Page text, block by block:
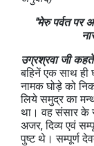
"मेरु पर्वत पर
उग्रश्रवा जी
बहिनें एक साथ
नामक घोड़े को
लिये समुद्र का
था। वह संसार के
अजर, दिव्य एवं
पुष्ट थे। सम्पूर्ण